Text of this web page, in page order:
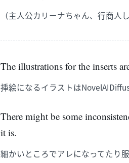
（主人公カリーナちゃん、行商人
The illustrations for the inserts
挿絵になるイラストは
There might be some
it is.
細かいところでアレになってたり